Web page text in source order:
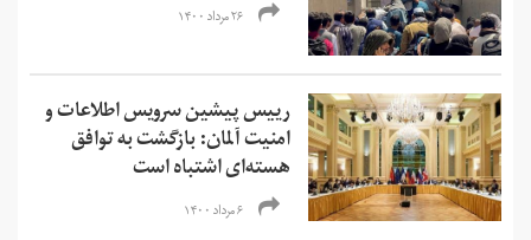
۲۶ مرداد ۱۴۰۰
رییس پیشین سرویس اطلاعات و
امنیت آلمان: بازگشت به توافق
هسته‌ای اشتباه است
۶ مرداد ۱۴۰۰